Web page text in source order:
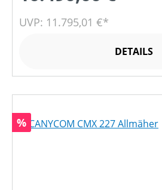
UVP: 11.795,01 €*
DETAILS
Rabatt
%